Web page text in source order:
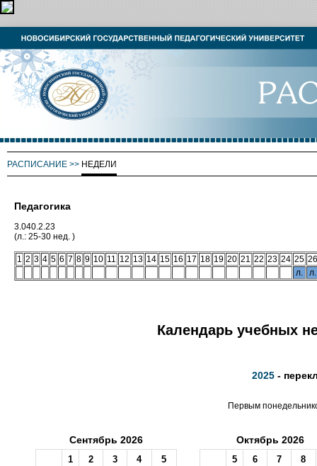
РАСПИСАНИЕ >> НЕДЕЛИ
Педагогика
3.040.2.23
(л.: 25-30 нед. )
1 2 3 4 5 6 7 8 9 10 11 12 13 14 15 16 17 18 19 20 21 22 23 24 25 26
л.
л.
Календарь учебных
2025 -
Первым
Сентябрь 2026
1 2 3 4
5
Октябрь 2026
5 6 7
8